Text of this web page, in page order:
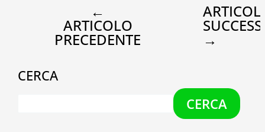
←
ARTICOLO
PRECEDENTE →
CERCA
CERCA